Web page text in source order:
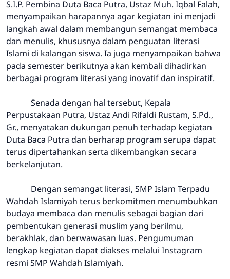
S.I.P. Pembina Duta Baca Putra, Ustaz Muh. Iqbal Falah,
menyampaikan harapannya agar kegiatan ini menjadi
langkah awal dalam membangun semangat membaca
dan menulis, khususnya dalam penguatan literasi
Islami di kalangan siswa. Ia juga menyampaikan bahwa
pada semester berikutnya akan kembali dihadirkan
berbagai program literasi yang inovatif dan inspiratif.
Senada dengan hal tersebut, Kepala
Perpustakaan Putra, Ustaz Andi Rifaldi Rustam, S.Pd.,
Gr., menyatakan dukungan penuh terhadap kegiatan
Duta Baca Putra dan berharap program serupa dapat
terus dipertahankan serta dikembangkan secara
berkelanjutan.
Dengan semangat literasi, SMP Islam Terpadu
Wahdah Islamiyah terus berkomitmen menumbuhkan
budaya membaca dan menulis sebagai bagian dari
pembentukan generasi muslim yang berilmu,
berakhlak, dan berwawasan luas. Pengumuman
lengkap kegiatan dapat diakses melalui Instagram
resmi SMP Wahdah Islamiyah.